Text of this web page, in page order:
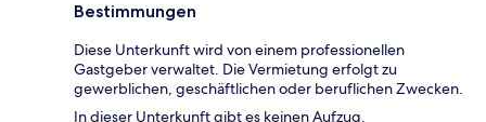
Bestimmungen
Diese Unterkunft wird von einem professionellen
Gastgeber verwaltet. Die Vermietung erfolgt zu
gewerblichen, geschäftlichen oder beruflichen Zwecken.
In dieser Unterkunft gibt es keinen Aufzug.